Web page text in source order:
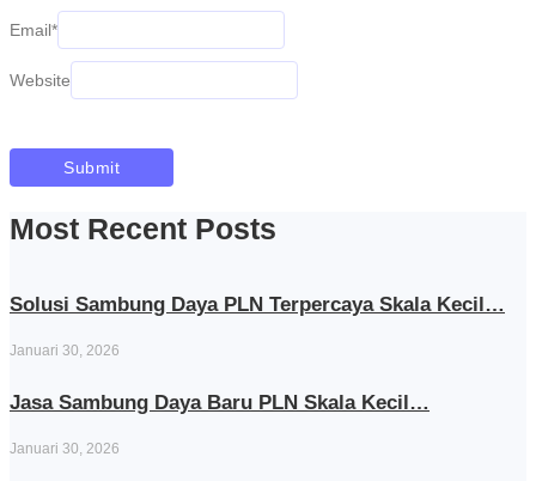
Email*
Website
Most Recent Posts
Solusi Sambung Daya PLN Terpercaya Skala Kecil…
Januari 30, 2026
Jasa Sambung Daya Baru PLN Skala Kecil…
Januari 30, 2026